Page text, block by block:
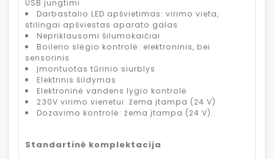
USB jungtimi
Darbastalio LED apšvietimas: virimo vieta,
stilingai apšviestas aparato galas
Nepriklausomi šilumokaičiai
Boilerio slėgio kontrolė: elektroninis, bei
sensorinis
Įmontuotas tūrinio siurblys
Elektrinis šildymas
Elektroninė vandens lygio kontrolė
230V virimo vienetui: žema įtampa (24 V)
Dozavimo kontrolė: žema įtampa (24 V).
Standartinė komplektacija